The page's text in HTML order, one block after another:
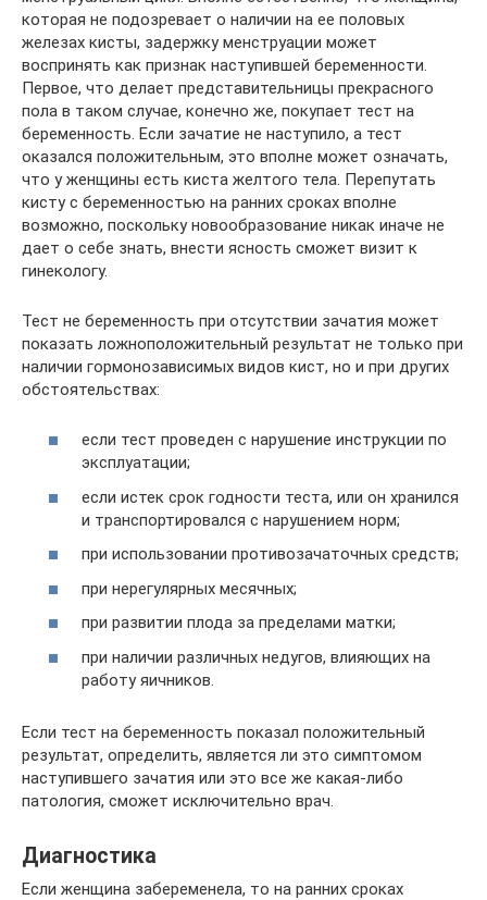
которая не подозревает о наличии на ее половых
железах кисты, задержку менструации может
воспринять как признак наступившей беременности.
Первое, что делает представительницы прекрасного
пола в таком случае, конечно же, покупает тест на
беременность. Если зачатие не наступило, а тест
оказался положительным, это вполне может означать,
что у женщины есть киста желтого тела. Перепутать
кисту с беременностью на ранних сроках вполне
возможно, поскольку новообразование никак иначе не
дает о себе знать, внести ясность сможет визит к
гинекологу.
Тест не беременность при отсутствии зачатия может
показать ложноположительный результат не только при
наличии гормонозависимых видов кист, но и при других
обстоятельствах:
если тест проведен с нарушение инструкции по
эксплуатации;
если истек срок годности теста, или он хранился
и транспортировался с нарушением норм;
при использовании противозачаточных средств;
при нерегулярных месячных;
при развитии плода за пределами матки;
при наличии различных недугов, влияющих на
работу яичников.
Если тест на беременность показал положительный
результат, определить, является ли это симптомом
наступившего зачатия или это все же какая-либо
патология, сможет исключительно врач.
Диагностика
Если женщина забеременела, то на ранних сроках